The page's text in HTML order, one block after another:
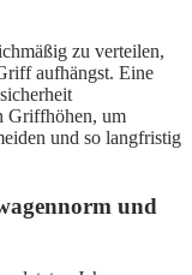
zu verteilen,
aufhängst. Eine
Griffhöhen, um
und so langfristig
und